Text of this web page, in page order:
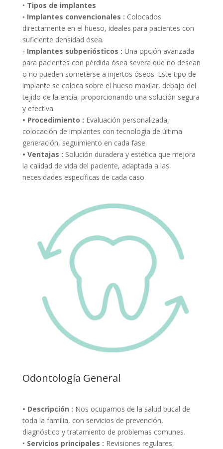
• Tipos de implantes
◦ Implantes convencionales : Colocados
directamente en el hueso, ideales para pacientes con
suficiente densidad ósea.
◦ Implantes subperiósticos : Una opción avanzada
para pacientes con pérdida ósea severa que no desean
o no pueden someterse a injertos óseos. Este tipo de
implante se coloca sobre el hueso maxilar, debajo del
tejido de la encía, proporcionando una solución segura
y efectiva.
• Procedimiento : Evaluación personalizada,
colocación de implantes con tecnología de última
generación, seguimiento en cada fase.
• Ventajas : Solución duradera y estética que mejora
la calidad de vida del paciente, adaptada a las
necesidades específicas de cada caso.
Odontología General
• Descripción : Nos ocupamos de la salud bucal de
toda la familia, con servicios de prevención,
diagnóstico y tratamiento de problemas comunes.
• Servicios principales : Revisiones regulares,